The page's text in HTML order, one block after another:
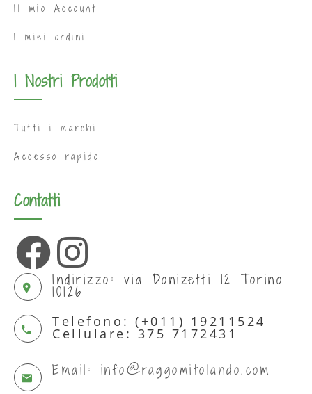
Il mio Account
I miei ordini
I Nostri Prodotti
Tutti i marchi
Accesso rapido
Contatti
Indirizzo: via Donizetti 12 Torino
10126
Telefono: (+011) 19211524
Cellulare: 375 7172431
Email: info@raggomitolando.com